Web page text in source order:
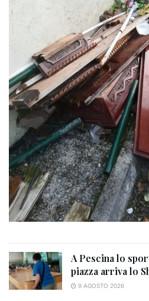
A Pescina lo
piazza arriva lo
9 AGOSTO 2026